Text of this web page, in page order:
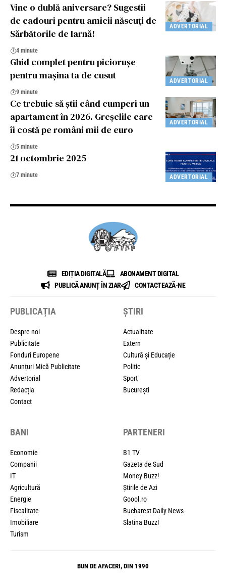
ADVERTORIAL
Vine o dublă aniversare? Sugestii
de cadouri pentru amicii născuți de
Sărbătorile de Iarnă!
4 minute
ADVERTORIAL
Ghid complet pentru piciorușe
pentru mașina ta de cusut
9 minute
ADVERTORIAL
Ce trebuie să știi când cumperi un
apartament în 2026. Greșelile care
îi costă pe români mii de euro
5 minute
ADVERTORIAL
21 octombrie 2025
7 minute
EDIȚIA DIGITALĂ
ABONAMENT DIGITAL
PUBLICĂ ANUNȚ ÎN ZIAR
CONTACTEAZĂ-NE
PUBLICAȚIA
Despre noi
Publicitate
Fonduri Europene
Anunțuri Mică Publicitate
Advertorial
Redacția
Contact
ȘTIRI
Actualitate
Extern
Cultură și Educație
Politic
Sport
București
BANI
Economie
Companii
IT
Agricultură
Energie
Fiscalitate
Imobiliare
Turism
PARTENERI
B1 TV
Gazeta de Sud
Money Buzz!
Știrile de Azi
Goool.ro
Bucharest Daily News
Slatina Buzz!
BUN DE AFACERI, DIN 1990